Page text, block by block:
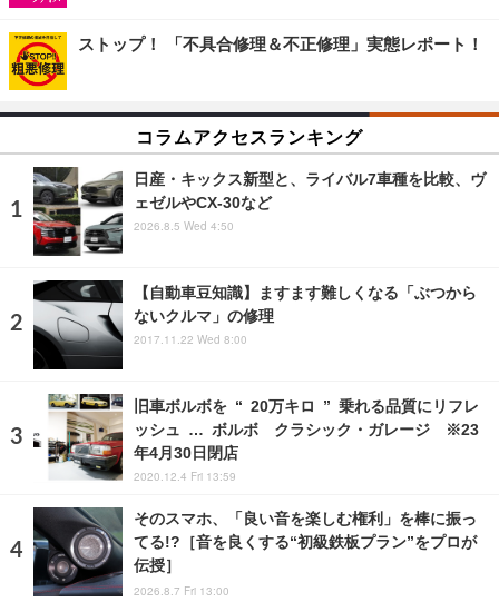
ストップ！ 「不具合修理＆不正修理」実態レポート！
コラムアクセスランキング
日産・キックス新型と、ライバル7車種を比較、ヴ
ェゼルやCX-30など
2026.8.5 Wed 4:50
【自動車豆知識】ますます難しくなる「ぶつから
ないクルマ」の修理
2017.11.22 Wed 8:00
旧車ボルボを “ 20万キロ ” 乗れる品質にリフレ
ッシュ … ボルボ クラシック・ガレージ ※23
年4月30日閉店
2020.12.4 Fri 13:59
そのスマホ、「良い音を楽しむ権利」を棒に振っ
てる!?［音を良くする“初級鉄板プラン”をプロが
伝授］
2026.8.7 Fri 13:00